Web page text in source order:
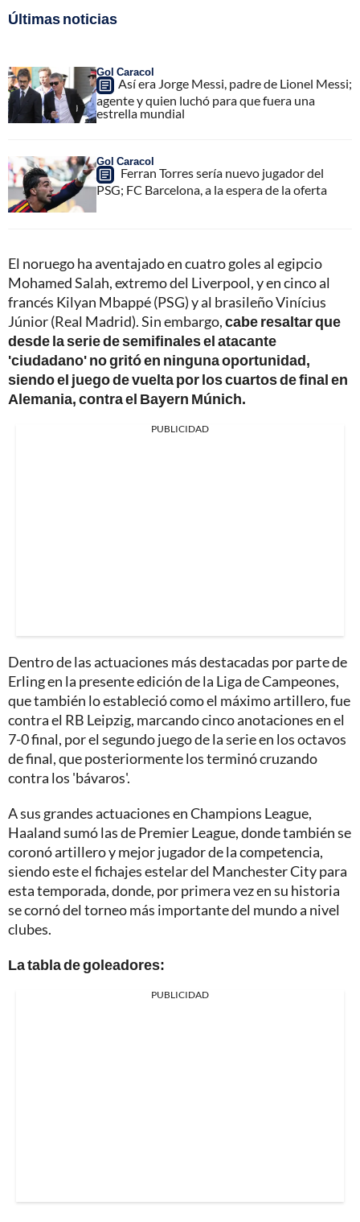
Últimas noticias
Gol Caracol
Así era Jorge Messi, padre de Lionel Messi;
agente y quien luchó para que fuera una
estrella mundial
Gol Caracol
Ferran Torres sería nuevo jugador del
PSG; FC Barcelona, a la espera de la oferta
El noruego ha aventajado en cuatro goles al egipcio
Mohamed Salah, extremo del Liverpool, y en cinco al
francés Kilyan Mbappé (PSG) y al brasileño Vinícius
Júnior (Real Madrid). Sin embargo,cabe resaltar que
desde la serie de semifinales el atacante
'ciudadano' no gritó en ninguna oportunidad,
siendo el juego de vuelta por los cuartos de final en
Alemania, contra el Bayern Múnich.
PUBLICIDAD
Dentro de las actuaciones más destacadas por parte de
Erling en la presente edición de la Liga de Campeones,
que también lo estableció como el máximo artillero, fue
contra el RB Leipzig, marcando cinco anotaciones en el
7-0 final, por el segundo juego de la serie en los octavos
de final, que posteriormente los terminó cruzando
contra los 'bávaros'.
A sus grandes actuaciones en Champions League,
Haaland sumó las de Premier League, donde también se
coronó artillero y mejor jugador de la competencia,
siendo este el fichajes estelar del Manchester City para
esta temporada, donde, por primera vez en su historia
se cornó del torneo más importante del mundo a nivel
clubes.
La tabla de goleadores:
PUBLICIDAD